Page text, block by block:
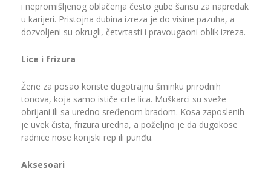
i nepromišljenog oblačenja često gube šansu za napredak
u karijeri. Pristojna dubina izreza je do visine pazuha, a
dozvoljeni su okrugli, četvrtasti i pravougaoni oblik izreza.
Lice i frizura
Žene za posao koriste dugotrajnu šminku prirodnih
tonova, koja samo ističe crte lica. Muškarci su sveže
obrijani ili sa uredno sređenom bradom. Kosa zaposlenih
je uvek čista, frizura uredna, a poželjno je da dugokose
radnice nose konjski rep ili punđu.
Aksesoari